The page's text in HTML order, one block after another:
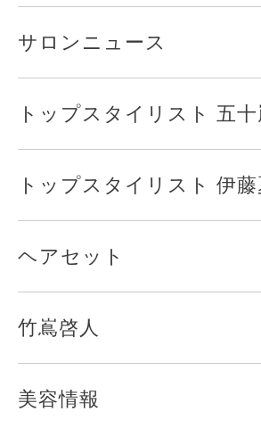
サロンニュース
トップスタイリスト 五十
トップスタイリスト 伊藤
ヘアセット
竹嶌啓人
美容情報